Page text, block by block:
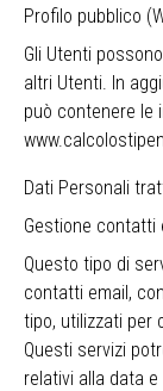
Profilo pubblico
Gli Utenti
altri Utenti. In
può contenere le
Dati Personali
Gestione contatti
Questo tipo di
contatti email,
tipo, utilizzati per
Questi servizi
relativi alla data e